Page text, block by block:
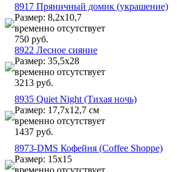
8917 Пряничный домик (украшение)
Размер: 8,2х10,7
временно отсутствует
750 руб.
8922 Лесное сияние
Размер: 35,5х28
временно отсутствует
3213 руб.
8935 Quiet Night (Тихая ночь)
Размер: 17,7х12,7 см
временно отсутствует
1437 руб.
8973-DMS Кофейня (Coffee Shoppe)
Размер: 15х15
временно отсутствует